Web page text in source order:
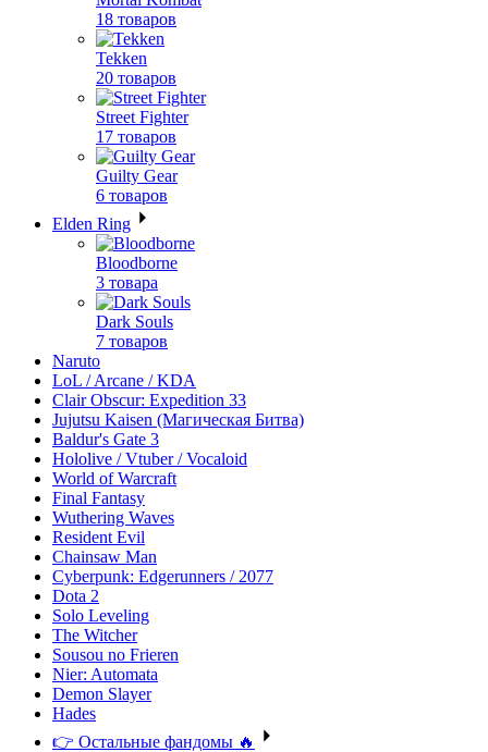
18 товаров
Tekken
20 товаров
Street Fighter
17 товаров
Guilty Gear
6 товаров
Elden Ring
Bloodborne
3 товара
Dark Souls
7 товаров
Naruto
LoL / Arcane / KDA
Clair Obscur: Expedition 33
Jujutsu Kaisen (Магическая Битва)
Baldur's Gate 3
Hololive / Vtuber / Vocaloid
World of Warcraft
Final Fantasy
Wuthering Waves
Resident Evil
Chainsaw Man
Cyberpunk: Edgerunners / 2077
Dota 2
Solo Leveling
The Witcher
Sousou no Frieren
Nier: Automata
Demon Slayer
Hades
👉 Остальные фандомы 🔥